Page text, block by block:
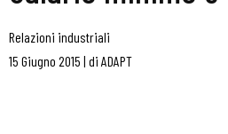
Relazioni industriali
15 Giugno 2015 | di ADAPT